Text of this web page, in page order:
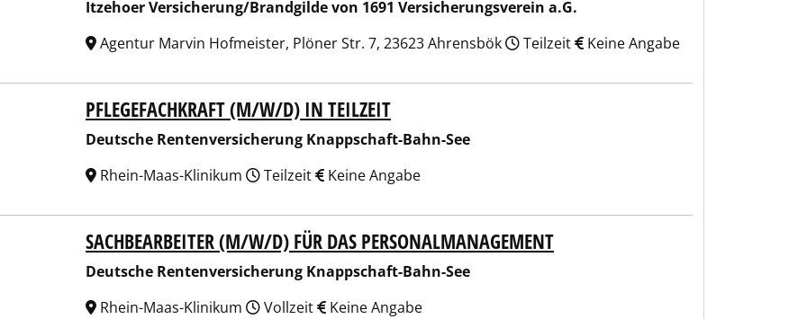
Itzehoer Versicherung/Brandgilde von 1691 Versicherungsverein a.G.
Agentur Marvin Hofmeister, Plöner Str. 7, 23623 Ahrensbök
Teilzeit Keine Angabe
Rentenversicherung Knappschaft-Bahn-See
PFLEGEFACHKRAFT (M/W/D) IN TEILZEIT
Deutsche Rentenversicherung Knappschaft-Bahn-See
Rhein-Maas-Klinikum
Teilzeit Keine Angabe
Rentenversicherung Knappschaft-Bahn-See
SACHBEARBEITER (M/W/D) FÜR DAS PERSONALMANAGEMENT
Deutsche Rentenversicherung Knappschaft-Bahn-See
Rhein-Maas-Klinikum
Vollzeit Keine Angabe